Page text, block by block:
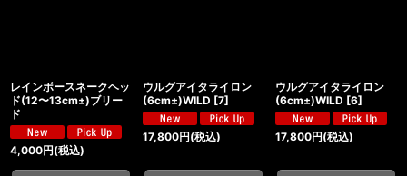
レインボースネークヘッ
ド(12〜13cm±)ブリー
ド
4,000円(税込)
ウルグアイタライロン
(6cm±)WILD [7]
17,800円(税込)
ウルグアイタライロン
(6cm±)WILD [6]
17,800円(税込)